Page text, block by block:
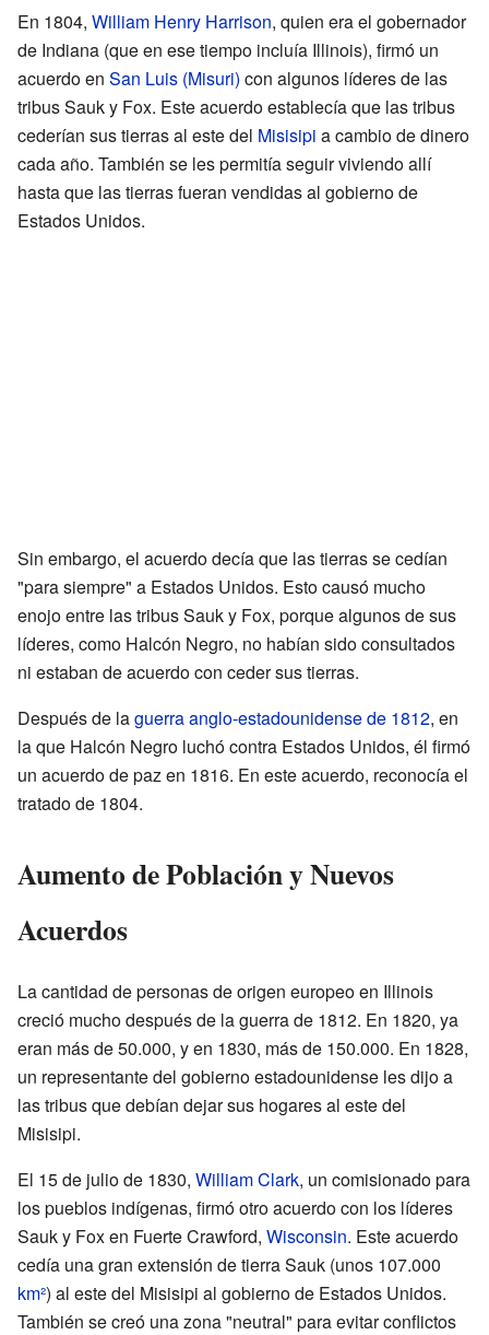
En 1804, William Henry Harrison, quien era el gobernador
de Indiana (que en ese tiempo incluía Illinois), firmó un
acuerdo en San Luis (Misuri) con algunos líderes de las
tribus Sauk y Fox. Este acuerdo establecía que las tribus
cederían sus tierras al este del Misisipi a cambio de dinero
cada año. También se les permitía seguir viviendo allí
hasta que las tierras fueran vendidas al gobierno de
Estados Unidos.
Sin embargo, el acuerdo decía que las tierras se cedían
"para siempre" a Estados Unidos. Esto causó mucho
enojo entre las tribus Sauk y Fox, porque algunos de sus
líderes, como Halcón Negro, no habían sido consultados
ni estaban de acuerdo con ceder sus tierras.
Después de laguerra anglo-estadounidense de 1812, en
la que Halcón Negro luchó contra Estados Unidos, él firmó
un acuerdo de paz en 1816. En este acuerdo, reconocía el
tratado de 1804.
Aumento de Población y Nuevos
Acuerdos
La cantidad de personas de origen europeo en Illinois
creció mucho después de la guerra de 1812. En 1820, ya
eran más de 50.000, y en 1830, más de 150.000. En 1828,
un representante del gobierno estadounidense les dijo a
las tribus que debían dejar sus hogares al este del
Misisipi.
El 15 de julio de 1830, William Clark, un comisionado para
los pueblos indígenas, firmó otro acuerdo con los líderes
Sauk y Fox en Fuerte Crawford, Wisconsin. Este acuerdo
cedía una gran extensión de tierra Sauk (unos 107.000
km²) al este del Misisipi al gobierno de Estados Unidos.
También se creó una zona "neutral" para evitar conflictos